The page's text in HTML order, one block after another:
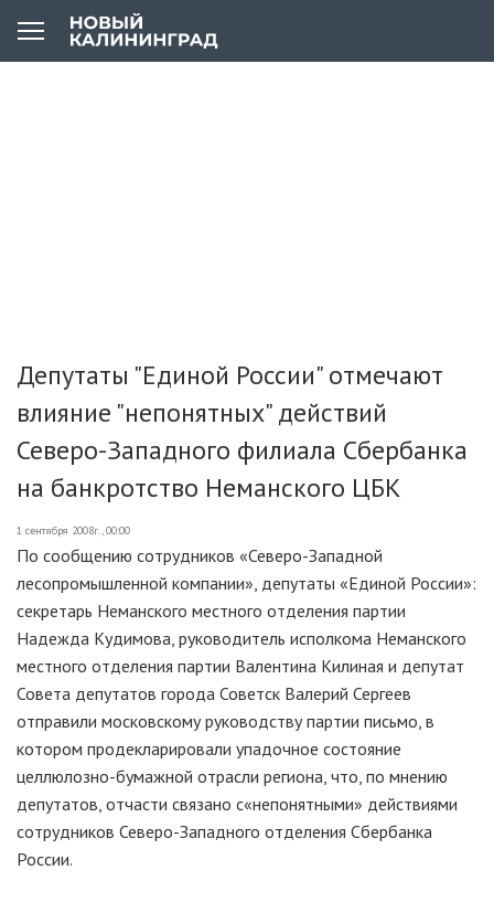
Депутаты "Единой России" отмечают
влияние "непонятных" действий
Северо-Западного филиала Сбербанка
на банкротство Неманского ЦБК
1 сентября 2008г., 00:00
По сообщению сотрудников «Северо-Западной
лесопромышленной компании», депутаты «Единой России»:
секретарь Неманского местного отделения партии
Надежда Кудимова, руководитель исполкома Неманского
местного отделения партии Валентина Килиная и депутат
Совета депутатов города Советск Валерий Сергеев
отправили московскому руководству партии письмо, в
котором продекларировали упадочное состояние
целлюлозно-бумажной отрасли региона, что, по мнению
депутатов, отчасти связано с«непонятными» действиями
сотрудников Северо-Западного отделения Сбербанка
России.